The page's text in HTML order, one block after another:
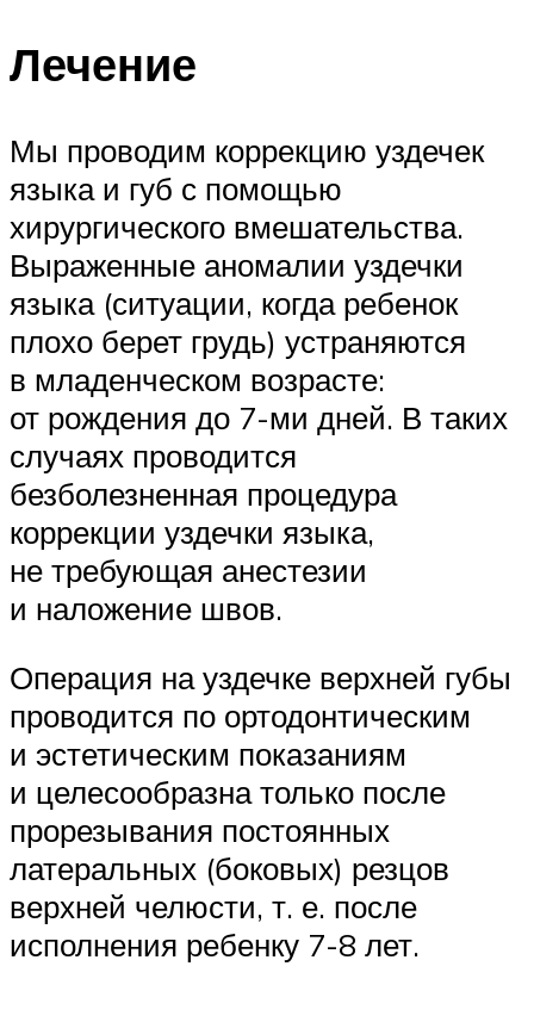
Лечение
Мы проводим коррекцию уздечек
языка и губ с помощью
хирургического вмешательства.
Выраженные аномалии уздечки
языка (ситуации, когда ребенок
плохо берет грудь) устраняются
в младенческом возрасте:
от рождения до 7-ми дней. В таких
случаях проводится
безболезненная процедура
коррекции уздечки языка,
не требующая анестезии
и наложение швов.
Операция на уздечке верхней губы
проводится по ортодонтическим
и эстетическим показаниям
и целесообразна только после
прорезывания постоянных
латеральных (боковых) резцов
верхней челюсти, т. е. после
исполнения ребенку 7-8 лет.